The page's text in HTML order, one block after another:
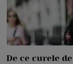
De ce curele